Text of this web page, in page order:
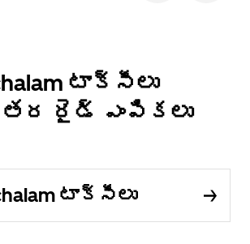
టాక్సీలు
రైడ్ ఎంపికలు
టాక్సీలు